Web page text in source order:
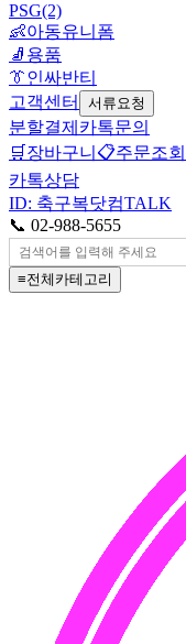
PSG(2)
👶아동유니폼
🧦 용품
👔인싸반티
고객센터
서류요청
분할결제 카톡문의
🛒 장바구니 📋주문조회
카톡상담
ID: 축구복닷컴TALK
📞 02-988-5655
≡전체카테고리